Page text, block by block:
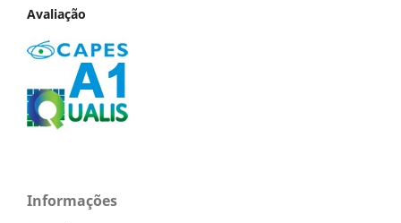
Avaliação
Informações